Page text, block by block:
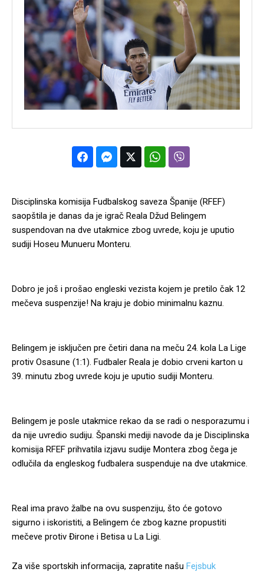
Disciplinska komisija Fudbalskog saveza Španije (RFEF)
saopštila je danas da je igrač Reala Džud Belingem
suspendovan na dve utakmice zbog uvrede, koju je uputio
sudiji Hoseu Munueru Monteru.
Dobro je još i prošao engleski vezista kojem je pretilo čak 12
mečeva suspenzije! Na kraju je dobio minimalnu kaznu.
Belingem je isključen pre četiri dana na meču 24. kola La Lige
protiv Osasune (1:1). Fudbaler Reala je dobio crveni karton u
39. minutu zbog uvrede koju je uputio sudiji Monteru.
Belingem je posle utakmice rekao da se radi o nesporazumu i
da nije uvredio sudiju. Španski mediji navode da je Disciplinska
komisija RFEF prihvatila izjavu sudije Montera zbog čega je
odlučila da engleskog fudbalera suspenduje na dve utakmice.
Real ima pravo žalbe na ovu suspenziju, što će gotovo
sigurno i iskoristiti, a Belingem će zbog kazne propustiti
mečeve protiv Đirone i Betisa u La Ligi.
Za više sportskih informacija, zapratite našu Fejsbuk